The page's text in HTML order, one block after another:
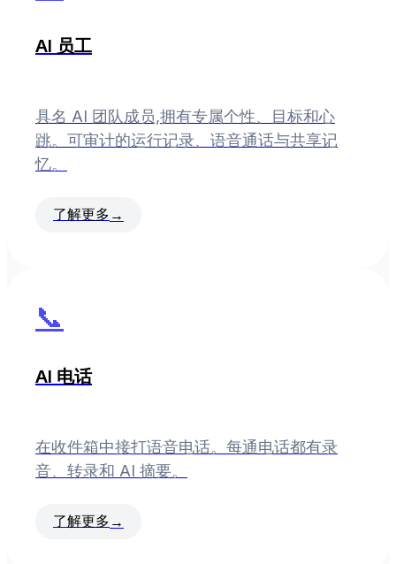
AI 员工
具名 AI 团队成员,拥有专属个性、目标和心
跳。可审计的运行记录、语音通话与共享记
忆。
了解更多 →
📞
AI 电话
在收件箱中接打语音电话。每通电话都有录
音、转录和 AI 摘要。
了解更多 →